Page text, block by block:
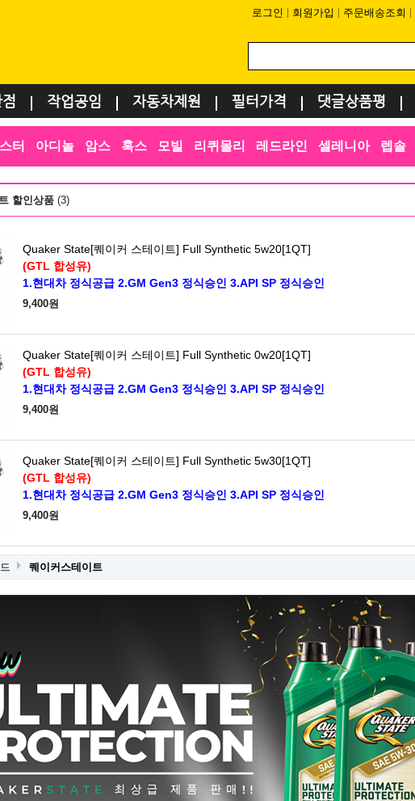
로그인 회원가입 주문배송조회
작업공임 자동차제원 필터가격 댓글상품평
터 아디놀 암스 훅스 모빌 리퀴몰리 레드라인 셀레니아 렙솔
할인상품 (3)
Quaker State[퀘이커 스테이트] Full Synthetic 5w20[1QT]
(GTL 합성유)
1.현대차 정식공급 2.GM Gen3 정식승인 3.API SP 정식승인
9,400원
Quaker State[퀘이커 스테이트] Full Synthetic 0w20[1QT]
(GTL 합성유)
1.현대차 정식공급 2.GM Gen3 정식승인 3.API SP 정식승인
9,400원
Quaker State[퀘이커 스테이트] Full Synthetic 5w30[1QT]
(GTL 합성유)
1.현대차 정식공급 2.GM Gen3 정식승인 3.API SP 정식승인
9,400원
퀘이커스테이트